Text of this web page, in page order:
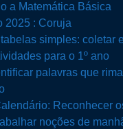
a Matemática Básica
2025 : Coruja
simples: coletar
para o 1º ano
palavras que
Reconhecer
noções de